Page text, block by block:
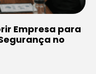
Empresa para
no